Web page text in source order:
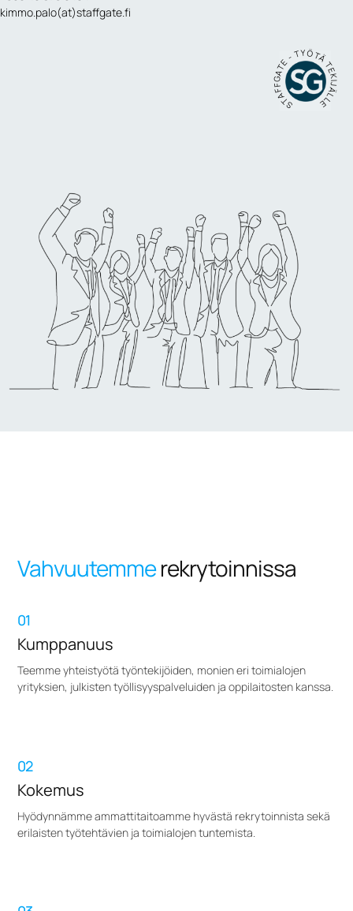
kimmo.palo(at)staffgate.fi
STAFFGATE - TYÖTÄ TEKIJÄLLE
Vahvuutemmerekrytoinnissa
01
Kumppanuus
Teemme yhteistyötä työntekijöiden, monien eri toimialojen
yrityksien, julkisten työllisyyspalveluiden ja oppilaitosten kanssa.
02
Kokemus
Hyödynnämme ammattitaitoamme hyvästä rekrytoinnista sekä
erilaisten työtehtävien ja toimialojen tuntemista.